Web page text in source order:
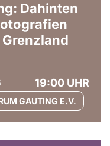
Dahinten
19:00 UHR
GAUTING E.V.